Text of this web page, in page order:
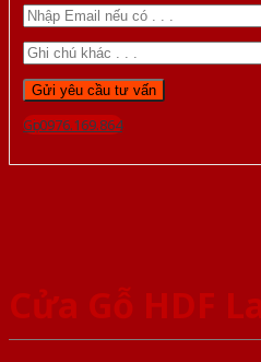
Gọi 0976.169.864
Cửa Gỗ HDF